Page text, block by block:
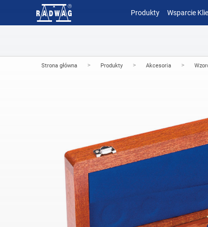
Produkty Wsparcie
Strona główna > Produkty > Akcesoria >